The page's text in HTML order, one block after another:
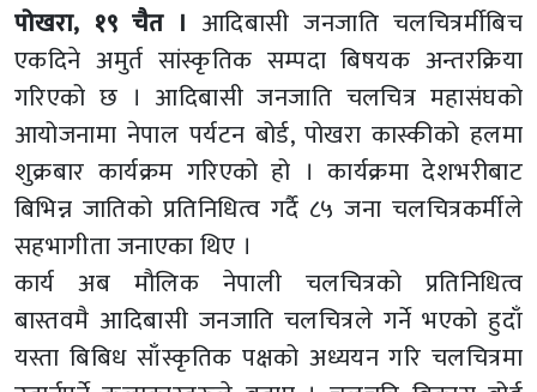
पोखरा, १९ चैत । आदिबासी जनजाति चलचित्रर्मीबिच
एकदिने अमुर्त सांस्कृतिक सम्पदा बिषयक अन्तरक्रिया
गरिएको छ । आदिबासी जनजाति चलचित्र महासंघको
आयोजनामा नेपाल पर्यटन बोर्ड, पोखरा कास्कीको हलमा
शुक्रबार कार्यक्रम गरिएको हो । कार्यक्रमा देशभरीबाट
बिभिन्न जातिको प्रतिनिधित्व गर्दै ८५ जना चलचित्रकर्मीले
सहभागीता जनाएका थिए ।
कार्य अब मौलिक नेपाली चलचित्रको प्रतिनिधित्व
बास्तवमै आदिबासी जनजाति चलचित्रले गर्ने भएको हुदाँ
यस्ता बिबिध साँस्कृतिक पक्षको अध्ययन गरि चलचित्रमा